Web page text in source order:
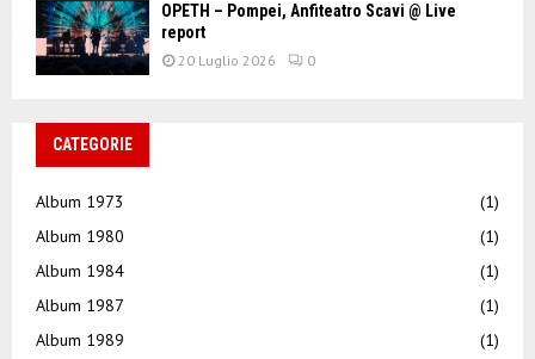
OPETH – Pompei, Anfiteatro Scavi @ Live
report
20 Luglio 2026 0
CATEGORIE
Album 1973
(1)
Album 1980
(1)
Album 1984
(1)
Album 1987
(1)
Album 1989
(1)